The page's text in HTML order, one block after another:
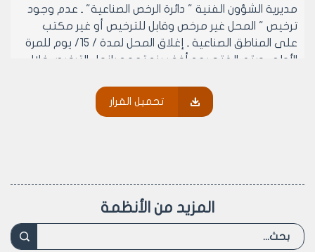
مديرية الشؤون الفنية " دائرة الرخص الصناعية" ـ عدم وجود
ترخيص " المحل غير مرخص وقابل للترخيص أو غير مكتب
على المناطق الصناعية ـ إغلاق المحل لمدة / 15/ يوم للمرة
الأولى ويتم الفتح بعد أخذ سند تعهد بإنهاء الترخيص خلال
إغلاق للمرة الثانية ولا يفتح لحين انهاء الترخيص تستبدل
لمدة / 15/ يوم للمرة الأولى.
تحميل القرار
المزيد من الأنظمة